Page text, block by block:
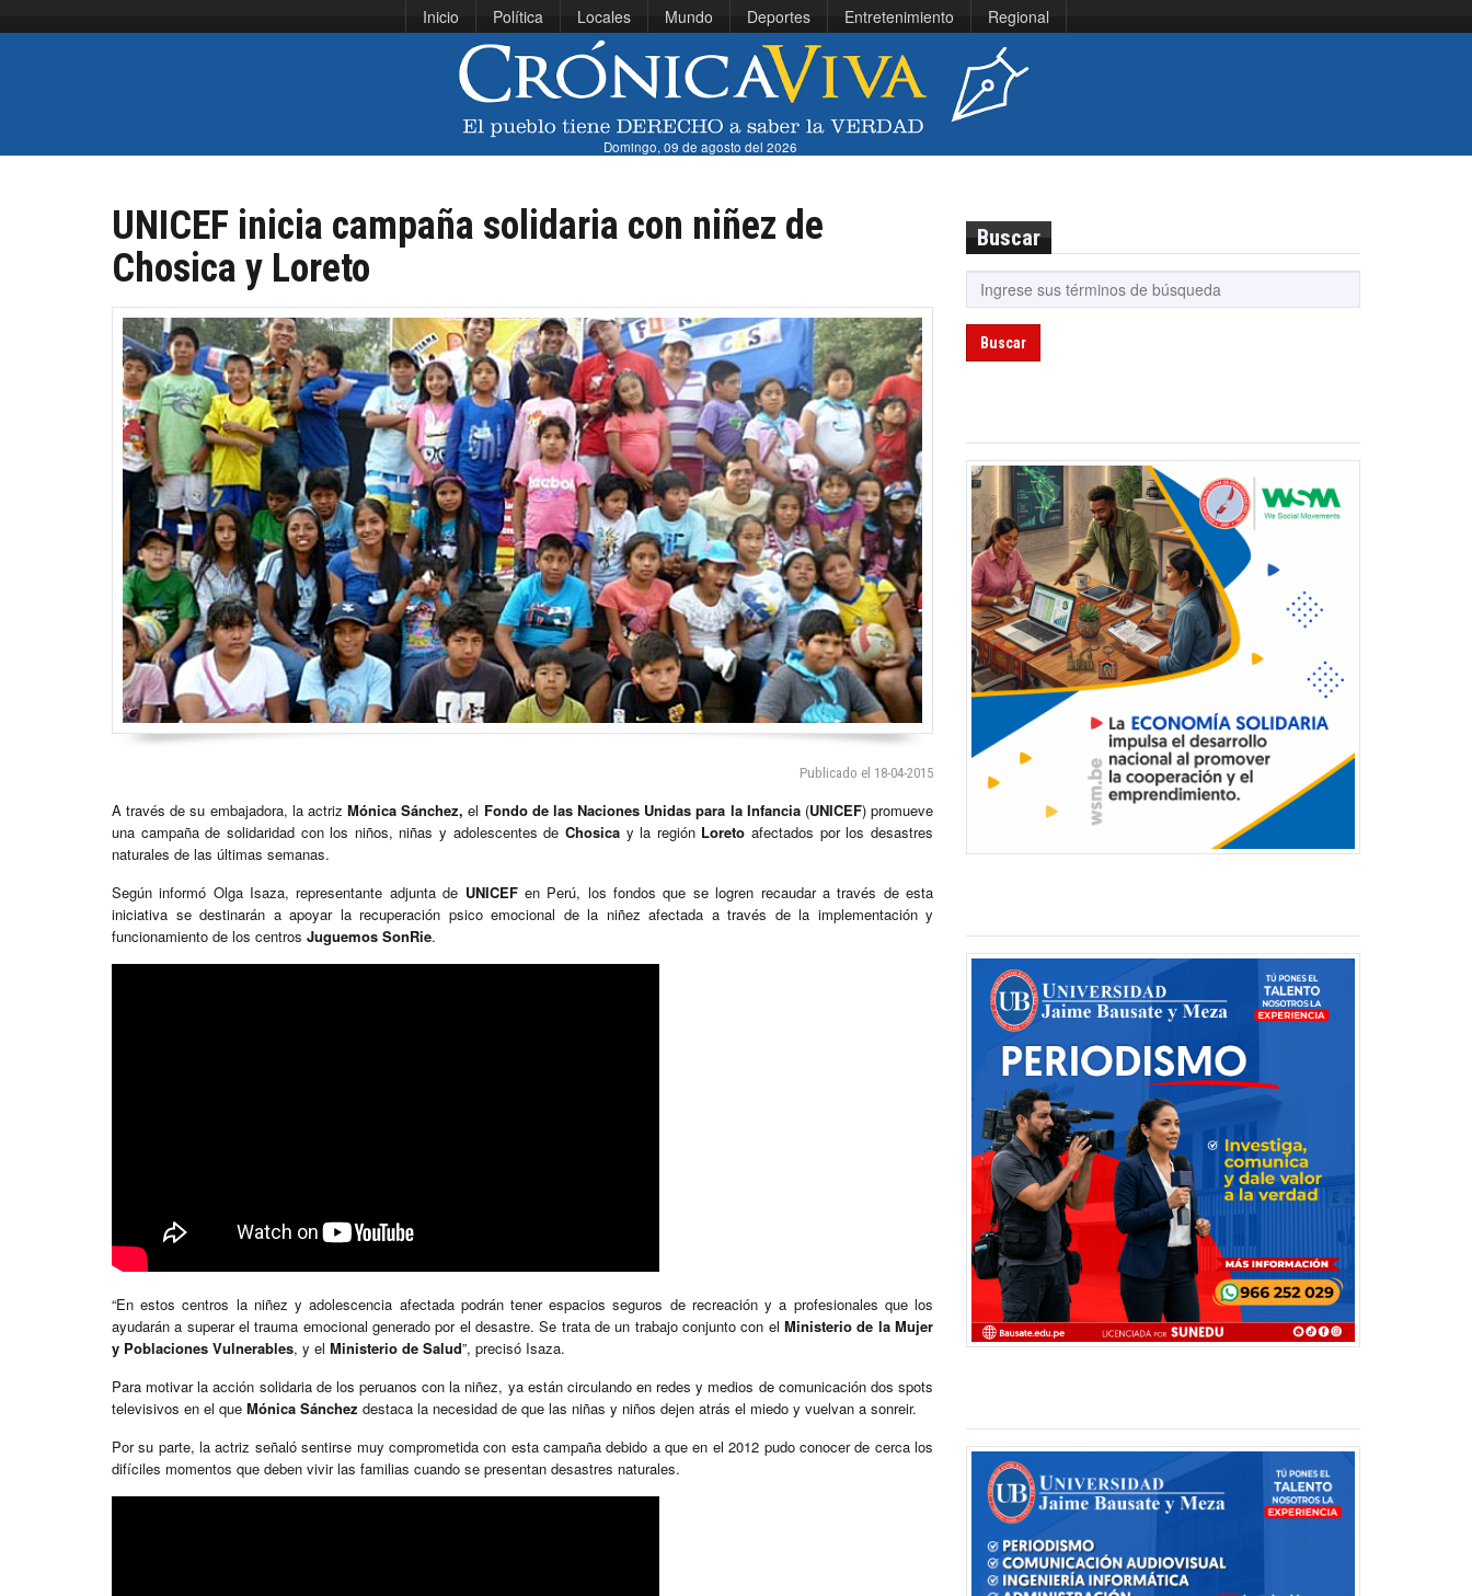
Inicio Política Locales Mundo Deportes Entretenimiento Regional
Domingo, 09 de agosto del 2026
UNICEF inicia campaña solidaria con niñez de
Chosica y Loreto
Publicado el 18-04-2015
A través de su embajadora, la actrizMónica Sánchez, el Fondo de las Naciones Unidas para la Infancia(UNICEF) promueve
una campaña de solidaridad con los niños, niñas y adolescentes de Chosicay la región Loreto afectados por los desastres
naturales de las últimas semanas.
Según informó Olga Isaza, representante adjunta de UNICEFen Perú, los fondos que se logren recaudar a través de esta
iniciativa se destinarán a apoyar la recuperación psico emocional de la niñez afectada a través de la implementación y
funcionamiento de los centros Juguemos SonRie.
“En estos centros la niñez y adolescencia afectada podrán tener espacios seguros de recreación y a profesionales que los
ayudarán a superar el trauma emocional generado por el desastre. Se trata de un trabajo conjunto con el Ministerio de la Mujer
y Poblaciones Vulnerables, y el Ministerio de Salud”, precisó Isaza.
Para motivar la acción solidaria de los peruanos con la niñez, ya están circulando en redes y medios de comunicación dos spots
televisivos en el que Mónica Sánchez destaca la necesidad de que las niñas y niños dejen atrás el miedo y vuelvan a sonreir.
Por su parte, la actriz señaló sentirse muy comprometida con esta campaña debido a que en el 2012 pudo conocer de cerca los
difíciles momentos que deben vivir las familias cuando se presentan desastres naturales.
Buscar
Buscar